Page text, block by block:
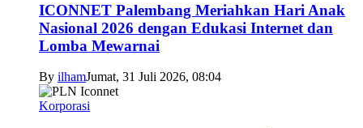
ICONNET Palembang Meriahkan Hari Anak
Nasional 2026 dengan Edukasi Internet dan
Lomba Mewarnai
By ilhamJumat, 31 Juli 2026, 08:04
Korporasi